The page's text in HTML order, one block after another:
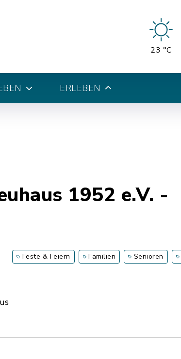
23 °C
ERLEBEN
1952 e.V. -
Feste & Feiern Familien Senioren